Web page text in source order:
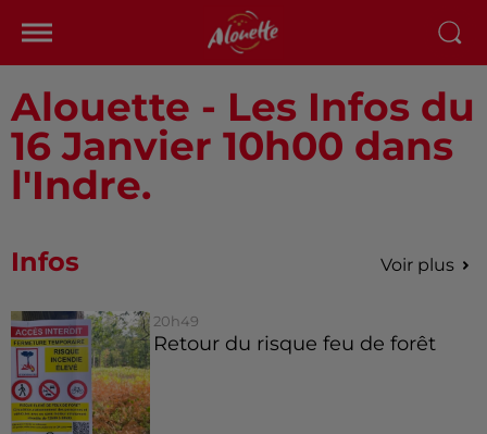
Alouette - Les Infos du
16 Janvier 10h00 dans
l'Indre.
Infos Voir plus
20h49
Retour du risque feu de forêt